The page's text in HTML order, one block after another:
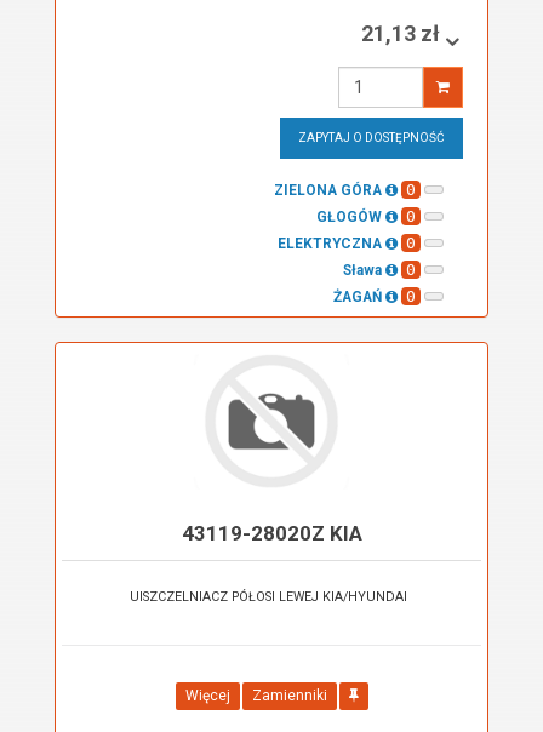
21,13 zł
Wprowadź
ZAPYTAJ O DOSTĘPNOŚĆ
ZIELONA GÓRA 0
GŁOGÓW 0
ELEKTRYCZNA 0
Sława 0
ŻAGAŃ 0
43119-28020Z KIA
UISZCZELNIACZ PÓŁOSI LEWEJ KIA/HYUNDAI
Więcej Zamienniki